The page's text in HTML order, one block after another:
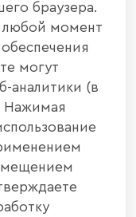
д. 31
браузера.
любой момент
могут
аналитики (в
Нажимая